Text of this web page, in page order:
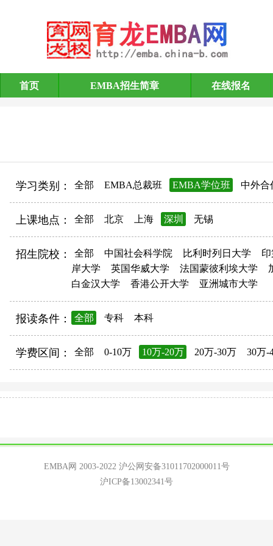
EMBA招生简章
首页 EMBA招生简章 在线报名
学习类别： 全部 EMBA总裁班 EMBA学位班 中外合
上课地点： 全部 北京 上海 深圳 无锡
招生院校： 全部 中国社会科学院 比利时列日大学
岸大学
英国华威大学 法国蒙彼利埃大学
白金汉大学
香港公开大学 亚洲城市大学
报读条件： 全部 专科 本科
学费区间： 全部 0-10万 10万-20万 20万-30万 30万-
EMBA网 2003-2022 沪公网安备31011702000011号
沪ICP备13002341号